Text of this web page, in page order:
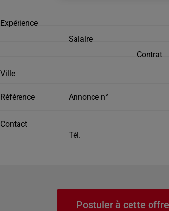
Expérience
Salaire
Contrat
Ville
Référence Annonce n°
Contact
Tél.
Postuler à cette offre